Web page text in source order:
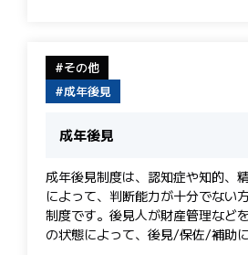
その他
成年後見
成年後見
成年後見制度は、認知症や知的、
によって、判断能力が十分でない
制度です。後見人が財産管理など
の状態によって、後見/保佐/補助